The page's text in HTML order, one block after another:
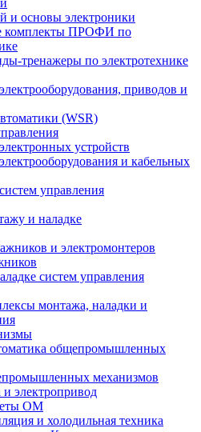
и основы электроники
комплекты ПРОФИ по
тренажеры по электротехнике
приводов и
(WSR)
устройств
и кабельных
управления
и наладке
и электромонтеров
систем управления
монтажа, наладки и
общепромышленных
механизмов
электропривод
ОМ
и холодильная техника